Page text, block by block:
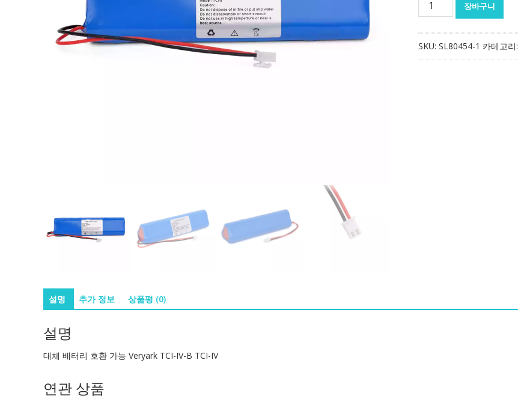
리
장바구니
SKU: SL80454-1 카테고리:
설명 추가 정보 상품평 (0)
설명
대체 배터리 호환 가능 Veryark TCI-IV-B TCI-IV
연관 상품